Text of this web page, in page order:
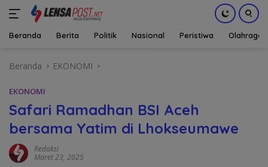
Beranda Berita Politik Nasional Peristiwa Olahraga
Beranda EKONOMI
EKONOMI
Safari Ramadhan BSI Aceh
bersama Yatim di Lhokseumawe
Redaksi
Maret 23, 2025